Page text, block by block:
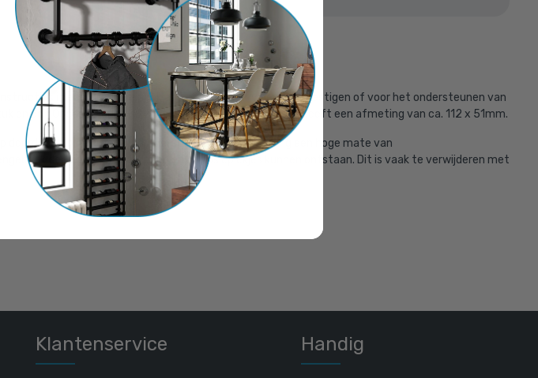
in een variabele hoek aan een wand of vloer te bevestigen of voor het ondersteunen van
en een Oogdeel scharniervoet. De zwarte scharniervoet heeft een afmeting van ca. 112 x 51mm.
in het materiaal. Hierdoor heeft de koppeling een hoge mate van
de kleur terug kan lopen en corrosieplekjes kunnen ontstaan. Dit is vaak te verwijderen met
vaak gecombineerd met:
€ 24,08 incl. BTW/ per meter
Klantenservice Handig